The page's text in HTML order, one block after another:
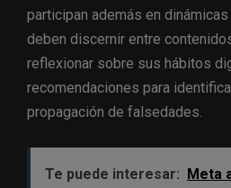
participan además en
deben discernir entre
reflexionar sobre sus hábitos
recomendaciones para
propagación de falsedades.
Te puede interesar: Meta